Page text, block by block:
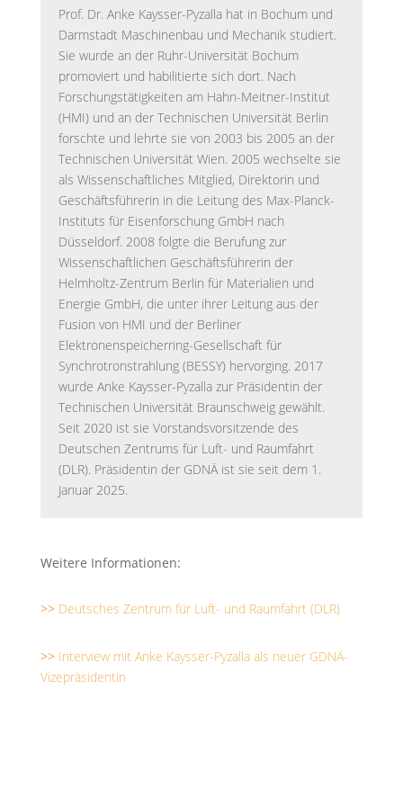
Prof. Dr. Anke Kaysser-Pyzalla hat in Bochum und
Darmstadt Maschinenbau und Mechanik studiert.
Sie wurde an der Ruhr-Universität Bochum
promoviert und habilitierte sich dort. Nach
Forschungstätigkeiten am Hahn-Meitner-Institut
(HMI) und an der Technischen Universität Berlin
forschte und lehrte sie von 2003 bis 2005 an der
Technischen Universität Wien. 2005 wechselte sie
als Wissenschaftliches Mitglied, Direktorin und
Geschäftsführerin in die Leitung des Max-Planck-
Instituts für Eisenforschung GmbH nach
Düsseldorf. 2008 folgte die Berufung zur
Wissenschaftlichen Geschäftsführerin der
Helmholtz-Zentrum Berlin für Materialien und
Energie GmbH, die unter ihrer Leitung aus der
Fusion von HMI und der Berliner
Elektronenspeicherring-Gesellschaft für
Synchrotronstrahlung (BESSY) hervorging. 2017
wurde Anke Kaysser-Pyzalla zur Präsidentin der
Technischen Universität Braunschweig gewählt.
Seit 2020 ist sie Vorstandsvorsitzende des
Deutschen Zentrums für Luft- und Raumfahrt
(DLR). Präsidentin der GDNÄ ist sie seit dem 1.
Januar 2025.
Weitere Informationen:
>> Deutsches Zentrum für Luft- und Raumfahrt (DLR)
>> Interview mit Anke Kaysser-Pyzalla als neuer GDNÄ-
Vizepräsidentin